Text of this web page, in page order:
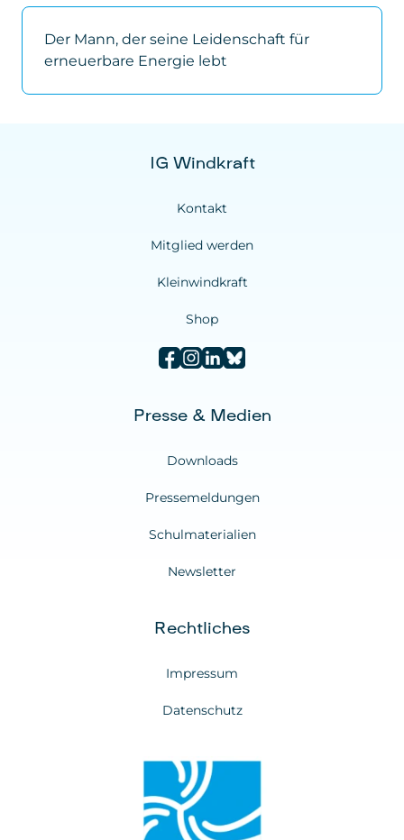
Der Mann, der seine Leidenschaft für
erneuerbare Energie lebt
IG Windkraft
Kontakt
Mitglied werden
Kleinwindkraft
Shop
Presse & Medien
Downloads
Pressemeldungen
Schulmaterialien
Newsletter
Rechtliches
Impressum
Datenschutz